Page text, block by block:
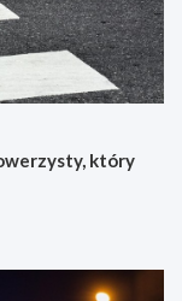
który